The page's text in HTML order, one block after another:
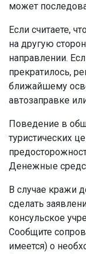
может
Если считаете,
на другую
направлении.
прекратилось,
ближайшему
автозаправке
Поведение в
туристических
Денежные
В случае кражи
сделать
консульское
Сообщите
имеется) о